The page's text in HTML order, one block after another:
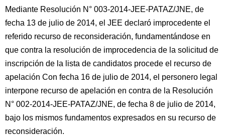
Mediante Resolución N° 003-2014-JEE-PATAZ/JNE, de
fecha 13 de julio de 2014, el JEE declaró improcedente el
referido recurso de reconsideración, fundamentándose en
que contra la resolución de improcedencia de la solicitud de
inscripción de la lista de candidatos procede el recurso de
apelación Con fecha 16 de julio de 2014, el personero legal
interpone recurso de apelación en contra de la Resolución
N° 002-2014-JEE-PATAZ/JNE, de fecha 8 de julio de 2014,
bajo los mismos fundamentos expresados en su recurso de
reconsideración.